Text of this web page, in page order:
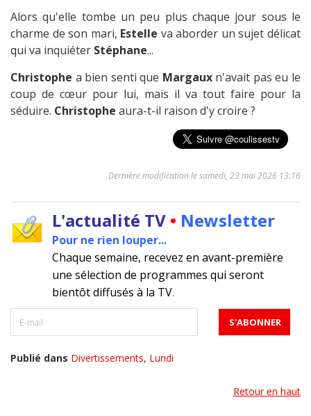
Alors qu'elle tombe un peu plus chaque jour sous le
charme de son mari, Estelle va aborder un sujet délicat
qui va inquiéter Stéphane...
Christophe a bien senti que Margauxn'avait pas eu le
coup de cœur pour lui, mais il va tout faire pour la
séduire. Christophe aura-t-il raison d'y croire ?
Dernière modification le samedi, 23 mai 2026 13:16
L'actualité TV • Newsletter
Pour ne rien louper...
Chaque semaine, recevez en avant-première
une sélection de programmes qui seront
bientôt diffusés à la TV.
Publié dans Divertissements, Lundi
Retour en haut